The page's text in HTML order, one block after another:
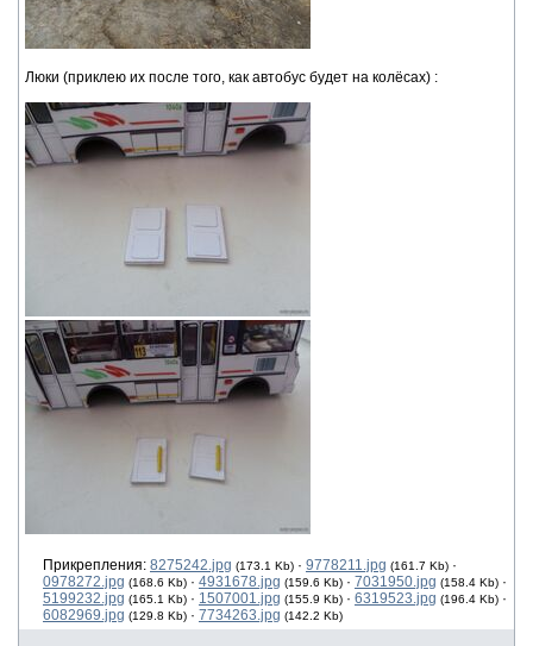
Люки (приклею их после того, как автобус будет на колёсах) :
Прикрепления: 8275242.jpg (173.1 Kb) · 9778211.jpg (161.7 Kb) ·
0978272.jpg (168.6 Kb) · 4931678.jpg (159.6 Kb) · 7031950.jpg (158.4 Kb) ·
5199232.jpg (165.1 Kb) · 1507001.jpg (155.9 Kb) · 6319523.jpg (196.4 Kb) ·
6082969.jpg (129.8 Kb) · 7734263.jpg (142.2 Kb)